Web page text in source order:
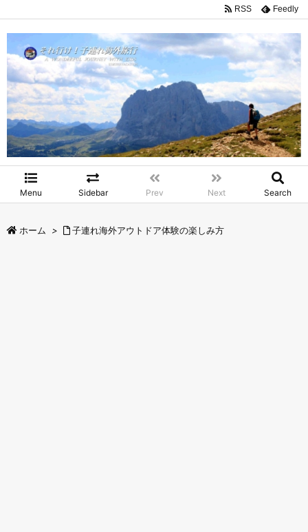
Menu Sidebar Prev Next Search
RSS Feedly
ホーム > 子連れ海外アウトドア体験の楽しみ方